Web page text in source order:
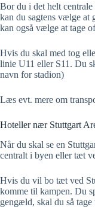
Bor du i det helt centrale
kan du sagtens vælge at
kan også vælge at tage
Hvis du skal med tog
linie U11 eller S11. Du
navn for stadion)
Læs evt. mere om
Hoteller nær Stuttgart
Når du skal se en
centralt i byen eller tæt
Hvis du vil bo tæt ved
komme til kampen. Du
gengæld, skal du så